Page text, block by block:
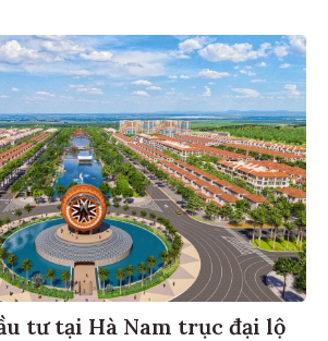
tư tại Hà Nam trục đại lộ